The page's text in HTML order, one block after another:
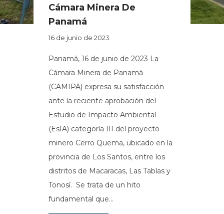
Cámara Minera De
Panamá
16 de junio de 2023
Panamá, 16 de junio de 2023 La
Cámara Minera de Panamá
(CAMIPA) expresa su satisfacción
ante la reciente aprobación del
Estudio de Impacto Ambiental
(EsIA) categoría III del proyecto
minero Cerro Quema, ubicado en la
provincia de Los Santos, entre los
distritos de Macaracas, Las Tablas y
Tonosí. Se trata de un hito
fundamental que…